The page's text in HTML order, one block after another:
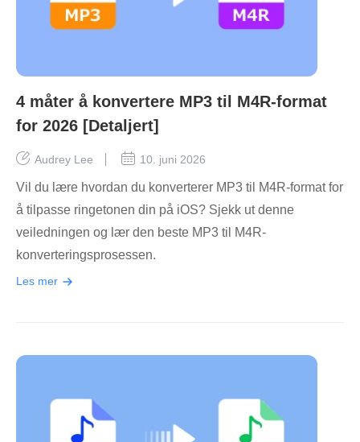
4 måter å konvertere MP3 til M4R-format
for 2026 [Detaljert]
Audrey Lee 10. juni 2026
Vil du lære hvordan du konverterer MP3 til M4R-format for
å tilpasse ringetonen din på iOS? Sjekk ut denne
veiledningen og lær den beste MP3 til M4R-
konverteringsprosessen.
Les mer